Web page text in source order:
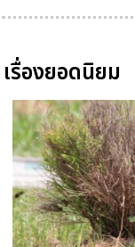
เรื่องยอดนิยม